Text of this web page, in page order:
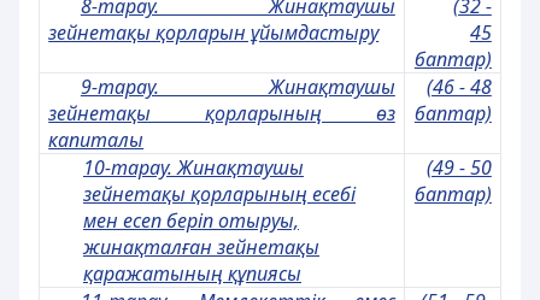
8-тарау. Жинақтаушы
зейнетақы қорларын ұйымдастыру
(32 -
45
баптар)
9-тарау. Жинақтаушы
зейнетақы қорларының өз
капиталы
(46 - 48
баптар)
10-тарау. Жинақтаушы
зейнетақы қорларының есебi
мен есеп берiп отыруы,
жинақталған зейнетақы
қаражатының құпиясы
(49 - 50
баптар)